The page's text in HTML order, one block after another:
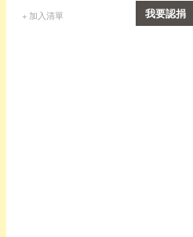
+ 加入清單 我要認捐